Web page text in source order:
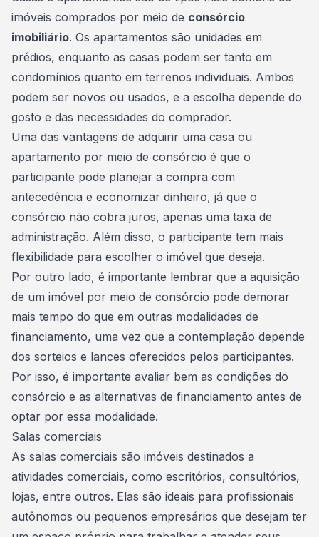
imóveis comprados por meio de consórcio
imobiliário. Os apartamentos são unidades em
prédios, enquanto as casas podem ser tanto em
condomínios quanto em terrenos individuais. Ambos
podem ser novos ou usados, e a escolha depende do
gosto e das necessidades do comprador.
Uma das vantagens de adquirir uma casa ou
apartamento por meio de consórcio é que o
participante pode planejar a compra com
antecedência e economizar dinheiro, já que o
consórcio não cobra juros, apenas uma taxa de
administração. Além disso, o participante tem mais
flexibilidade para escolher o imóvel que deseja.
Por outro lado, é importante lembrar que a aquisição
de um imóvel por meio de consórcio pode demorar
mais tempo do que em outras modalidades de
financiamento, uma vez que a contemplação depende
dos sorteios e lances oferecidos pelos participantes.
Por isso, é importante avaliar bem as condições do
consórcio e as alternativas de financiamento antes de
optar por essa modalidade.
Salas comerciais
As salas comerciais são imóveis destinados a
atividades comerciais, como escritórios, consultórios,
lojas, entre outros. Elas são ideais para profissionais
autônomos ou pequenos empresários que desejam ter